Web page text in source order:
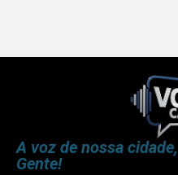
A voz de nossa
Gente!